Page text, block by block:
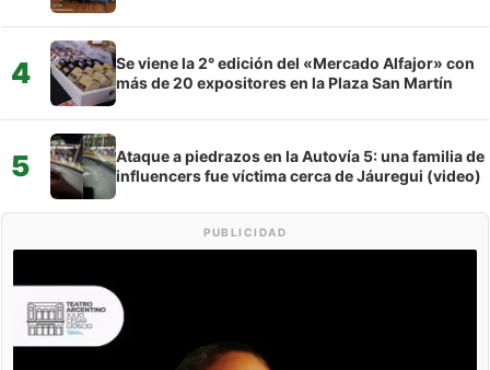
4
Se viene la 2° edición del «Mercado Alfajor» con
más de 20 expositores en la Plaza San Martín
5
Ataque a piedrazos en la Autovía 5: una familia de
influencers fue víctima cerca de Jáuregui (video)
PUBLICIDAD